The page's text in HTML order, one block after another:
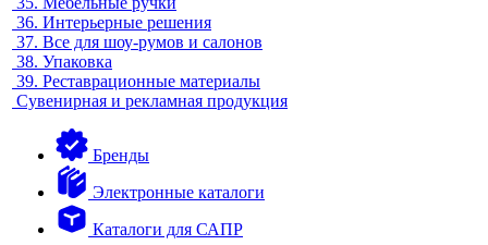
36. Интерьерные решения
37. Все для шоу-румов и салонов
38. Упаковка
39. Реставрационные материалы
Сувенирная и рекламная продукция
Бренды
Электронные каталоги
Каталоги для САПР